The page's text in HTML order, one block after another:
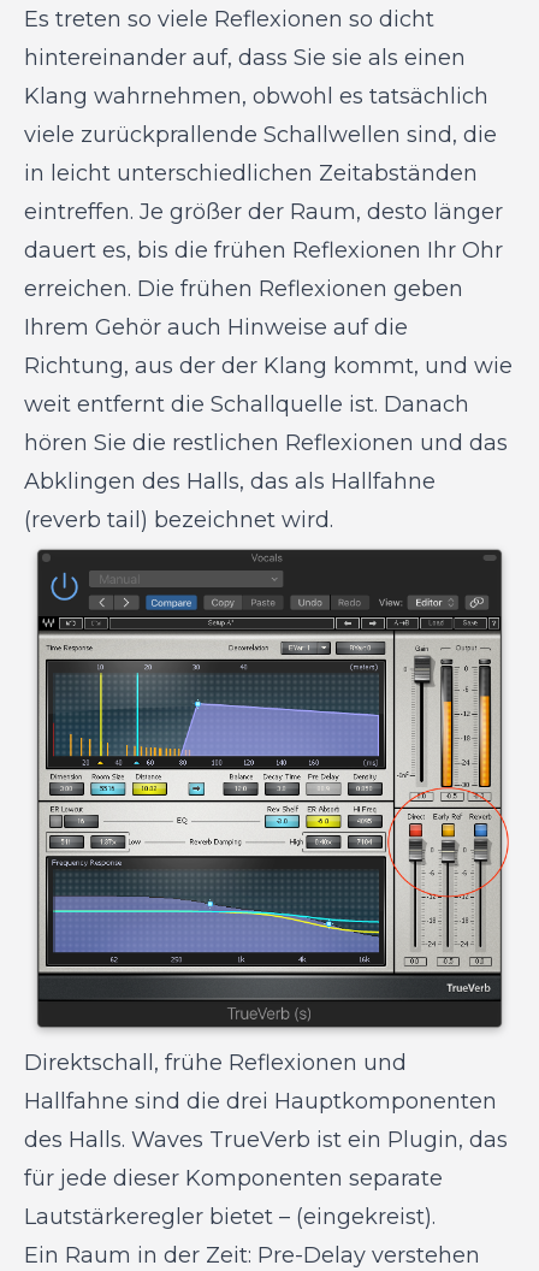
Es treten so viele Reflexionen so dicht
hintereinander auf, dass Sie sie als einen
Klang wahrnehmen, obwohl es tatsächlich
viele zurückprallende Schallwellen sind, die
in leicht unterschiedlichen Zeitabständen
eintreffen. Je größer der Raum, desto länger
dauert es, bis die frühen Reflexionen Ihr Ohr
erreichen. Die frühen Reflexionen geben
Ihrem Gehör auch Hinweise auf die
Richtung, aus der der Klang kommt, und wie
weit entfernt die Schallquelle ist. Danach
hören Sie die restlichen Reflexionen und das
Abklingen des Halls, das als Hallfahne
(reverb tail) bezeichnet wird.
Direktschall, frühe Reflexionen und
Hallfahne sind die drei Hauptkomponenten
des Halls. Waves TrueVerb ist ein Plugin, das
für jede dieser Komponenten separate
Lautstärkeregler bietet – (eingekreist).
Ein Raum in der Zeit: Pre-Delay verstehen